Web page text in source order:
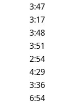
3:47
3:17
3:48
3:51
2:54
4:29
3:36
6:54